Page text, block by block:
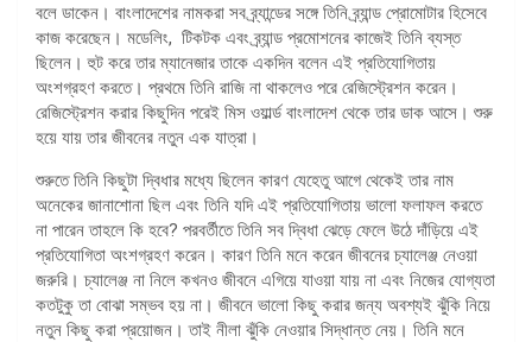
বলে ডাকেন। বাংলাদেশের নামকরা সব ব্র্যান্ডের সঙ্গে তিনি ব্র্যান্ড প্রোমোটার হিসেবে
কাজ করেছেন। মডেলিং, টিকটক এবং ব্র্যান্ড প্রমোশনের কাজেই তিনি ব্যস্ত
ছিলেন। হুট করে তার ম্যানেজার তাকে একদিন বলেন এই প্রতিযোগিতায়
অংশগ্রহণ করতে। প্রথমে তিনি রাজি না থাকলেও পরে রেজিস্ট্রেশন করেন।
রেজিস্ট্রেশন করার কিছুদিন পরেই মিস ওয়ার্ল্ড বাংলাদেশ থেকে তার ডাক আসে। শুরু
হয়ে যায় তার জীবনের নতুন এক যাত্রা।
শুরুতে তিনি কিছুটা দ্বিধার মধ্যে ছিলেন কারণ যেহেতু আগে থেকেই তার নাম
অনেকের জানাশোনা ছিল এবং তিনি যদি এই প্রতিযোগিতায় ভালো ফলাফল করতে
না পারেন তাহলে কি হবে? পরবর্তীতে তিনি সব দ্বিধা ঝেড়ে ফেলে উঠে দাঁড়িয়ে এই
প্রতিযোগিতা অংশগ্রহণ করেন। কারণ তিনি মনে করেন জীবনের চ্যালেঞ্জ নেওয়া
জরুরি। চ্যালেঞ্জ না নিলে কখনও জীবনে এগিয়ে যাওয়া যায় না এবং নিজের যোগ্যতা
কতটুকু তা বোঝা সম্ভব হয় না। জীবনে ভালো কিছু করার জন্য অবশ্যই ঝুঁকি নিয়ে
নতুন কিছু করা প্রয়োজন। তাই নীলা ঝুঁকি নেওয়ার সিদ্ধান্ত নেয়। তিনি মনে